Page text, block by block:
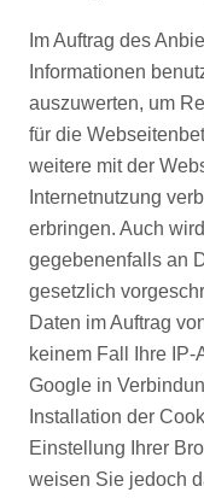
Im Auftrag des
Informationen
auszuwerten, um
für die
weitere mit der
Internetnutzung
erbringen. Auch
gegebenenfalls an
gesetzlich
Daten im Auftrag
keinem Fall Ihre IP-
Google in
Installation der
Einstellung Ihrer
weisen Sie jedoch